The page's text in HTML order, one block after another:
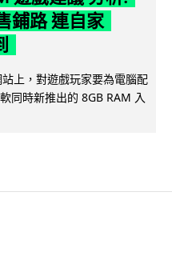
鋪路 連自家
上，對遊戲玩家要為電腦配
同時新推出的 8GB RAM 入